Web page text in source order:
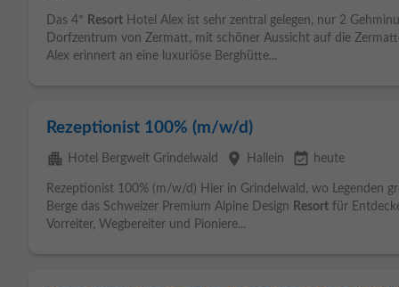
Das 4* Resort Hotel Alex ist sehr zentral gelegen, nur 2
Dorfzentrum von Zermatt, mit schöner Aussicht auf die
Alex erinnert an eine luxuriöse Berghütte...
Rezeptionist 100% (m/w/d)
apartment Hotel Bergwelt Grindelwald place Hallein event_available heute
Rezeptionist 100% (m/w/d) Hier in Grindelwald, wo Legenden
Berge das Schweizer Premium Alpine Design Resort für
Vorreiter, Wegbereiter und Pioniere...